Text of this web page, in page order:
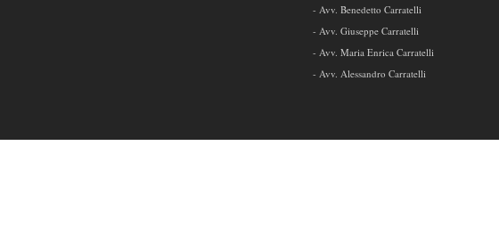
- Avv. Benedetto Carratelli
- Avv. Giuseppe Carratelli
- Avv. Maria Enrica Carratelli
- Avv. Alessandro Carratelli